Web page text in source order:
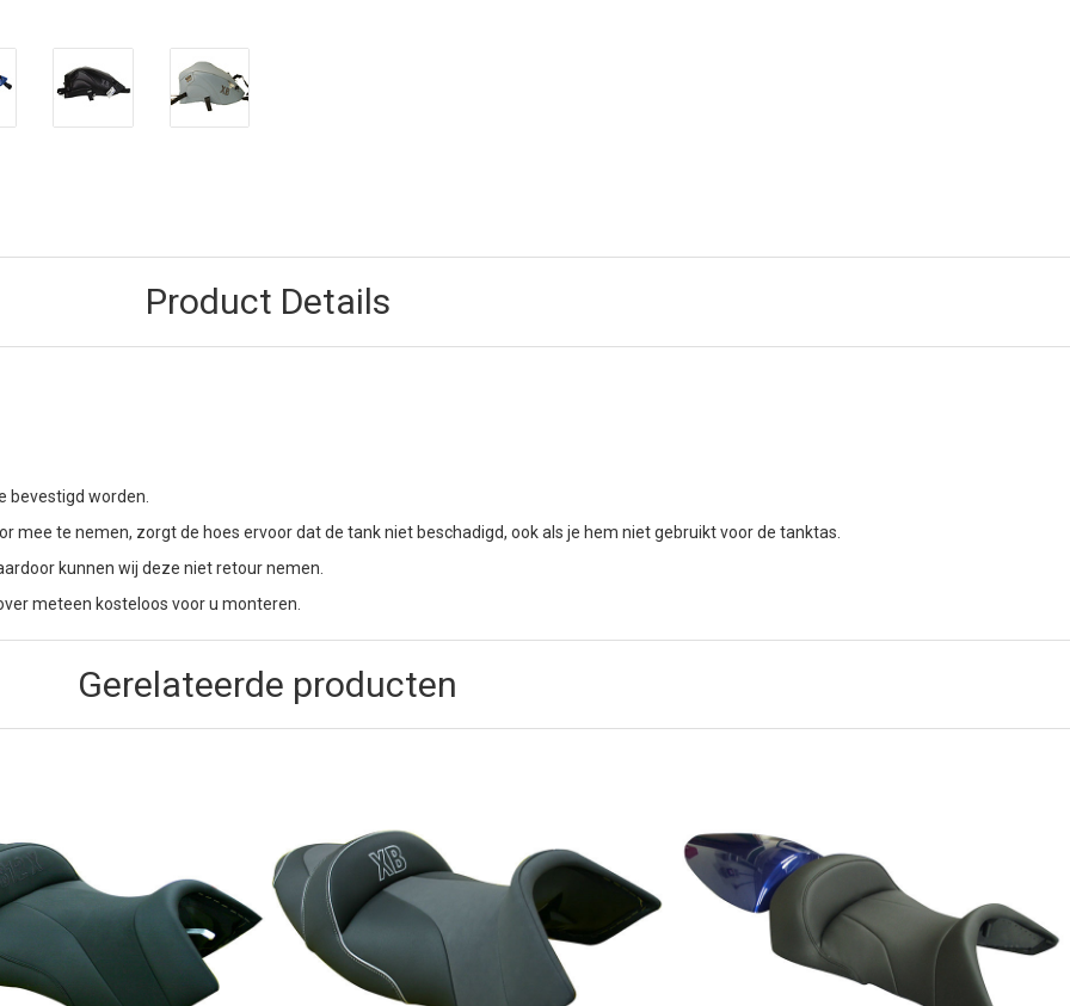
Product Details
bevestigd worden.
te nemen, zorgt de hoes ervoor dat de tank niet beschadigd, ook als je hem niet gebruikt voor de tanktas.
kunnen wij deze niet retour nemen.
meteen kosteloos voor u monteren.
Gerelateerde producten